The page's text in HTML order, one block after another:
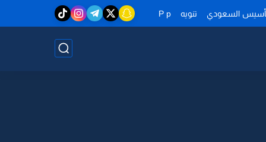
السعودي تنويه P p